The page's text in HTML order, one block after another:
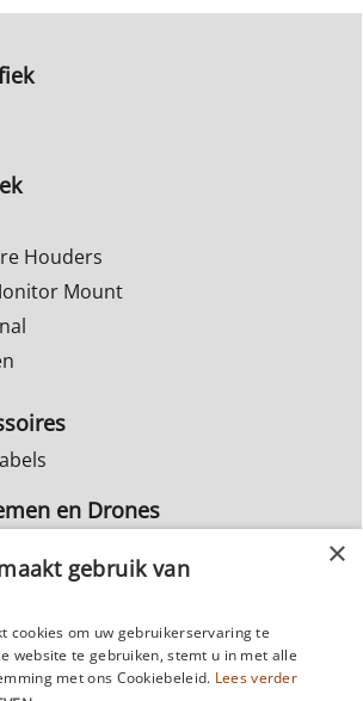
Houders
Mount
en Drones
gebruik van
cookies om uw gebruikerservaring te
website te gebruiken, stemt u in met alle
met ons Cookiebeleid. Lees verder